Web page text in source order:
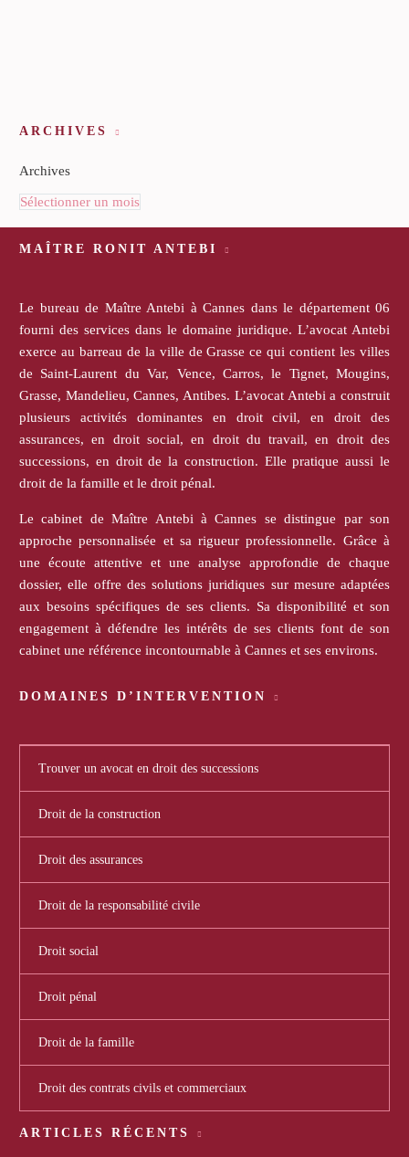
ARCHIVES
Archives
Sélectionner un mois
MAÎTRE RONIT ANTEBI
Le bureau de Maître Antebi à Cannes dans le département 06
fourni des services dans le domaine juridique. L’avocat Antebi
exerce au barreau de la ville de Grasse ce qui contient les villes
de Saint-Laurent du Var, Vence, Carros, le Tignet, Mougins,
Grasse, Mandelieu, Cannes, Antibes. L’avocat Antebi a construit
plusieurs activités dominantes en droit civil, en droit des
assurances, en droit social, en droit du travail, en droit des
successions, en droit de la construction. Elle pratique aussi le
droit de la famille et le droit pénal.
Le cabinet de Maître Antebi à Cannes se distingue par son
approche personnalisée et sa rigueur professionnelle. Grâce à
une écoute attentive et une analyse approfondie de chaque
dossier, elle offre des solutions juridiques sur mesure adaptées
aux besoins spécifiques de ses clients. Sa disponibilité et son
engagement à défendre les intérêts de ses clients font de son
cabinet une référence incontournable à Cannes et ses environs.
DOMAINES D’INTERVENTION
Trouver un avocat en droit des successions
Droit de la construction
Droit des assurances
Droit de la responsabilité civile
Droit social
Droit pénal
Droit de la famille
Droit des contrats civils et commerciaux
ARTICLES RÉCENTS